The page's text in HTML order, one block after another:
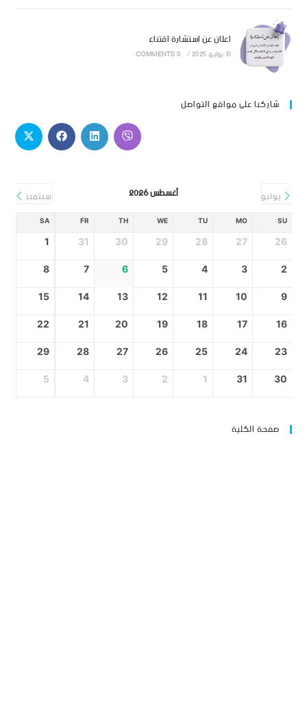
اعلان عن استشارة اقتناء
10 يوليو، 2025 /
0 COMMENTS
شاركنا على مواقع التواصل
يوليو أغسطس 2026 سبتمبر
SU
MO
TU
WE
TH
FR
SA
26
27
28
29
30
31
1
2
3
4
5
6
7
8
9
10
11
12
13
14
15
16
17
18
19
20
21
22
23
24
25
26
27
28
29
30
31
1
2
3
4
5
صفحة الكلية